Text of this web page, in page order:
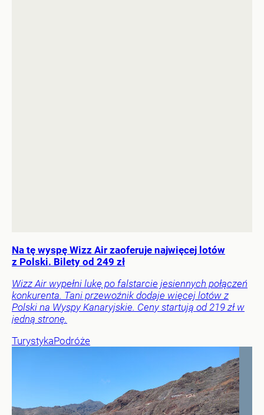
Na tę wyspę Wizz Air zaoferuje najwięcej lotów
z Polski. Bilety od 249 zł
Wizz Air wypełni lukę po falstarcie jesiennych połączeń
konkurenta. Tani przewoźnik dodaje więcej lotów z
Polski na Wyspy Kanaryjskie. Ceny startują od 219 zł w
jedną stronę.
TurystykaPodróże